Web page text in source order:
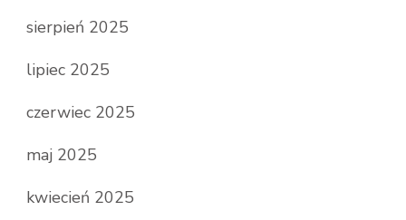
sierpień 2025
lipiec 2025
czerwiec 2025
maj 2025
kwiecień 2025